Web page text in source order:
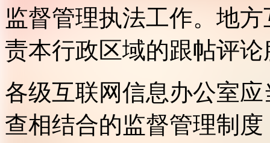
监督管理执法工作。地
责本行政区域的跟帖评
各级互联网信息办公室
查相结合的监督管理制